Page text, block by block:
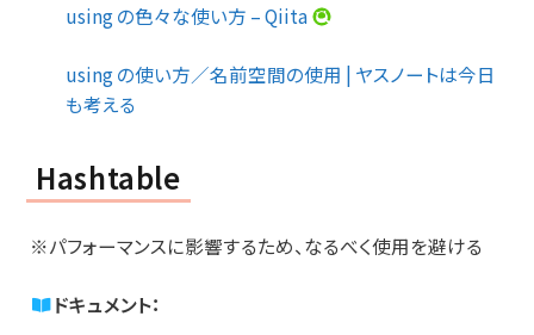
using の色々な使い方 – Qiita
using の使い方／名前空間の使用 | ヤスノートは今日
も考える
Hashtable
※パフォーマンスに影響するため、なるべく使用を避ける
ドキュメント：